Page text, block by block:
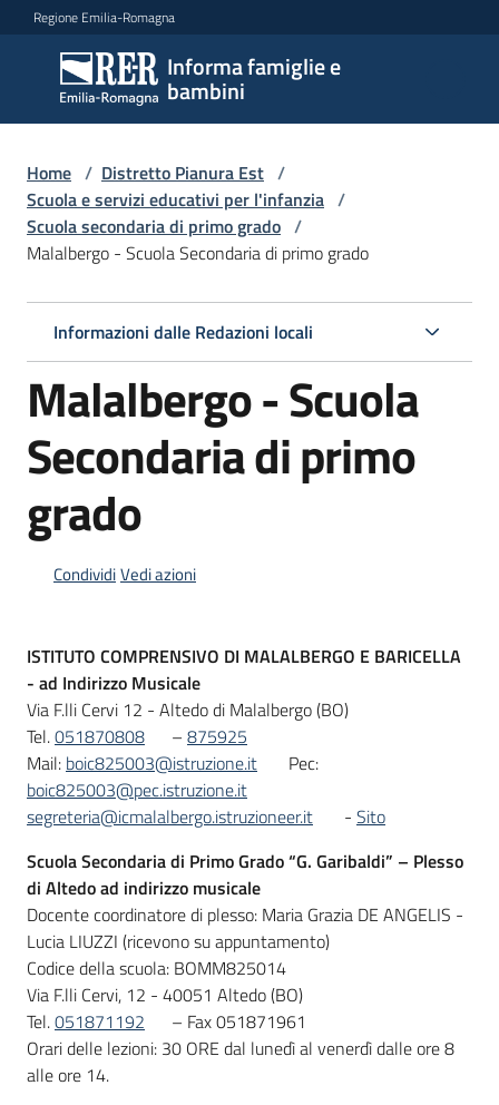
Vai al contenuto
Vai alla navigazione
Vai al footer
Regione Emilia-Romagna
Informa famiglie e
bambini
Informa
famiglie
e
bambini
Argomenti
Servizi
Centri
per
le
Informazioni
Newsletter
Home / Distretto Pianura Est /
Scuola e servizi educativi per l'infanzia /
Scuola secondaria di primo grado /
Malalbergo - Scuola Secondaria di primo grado
Informazioni dalle Redazioni locali
Malalbergo - Scuola
Secondaria di primo
grado
CondividiVedi azioni
ISTITUTO COMPRENSIVO DI MALALBERGO E BARICELLA
- ad Indirizzo Musicale
Via F.lli Cervi 12 - Altedo di Malalbergo (BO)
Tel.051870808 – 875925
Mail: boic825003@istruzione.it
Pec:
boic825003@pec.istruzione.it
segreteria@icmalalbergo.istruzioneer.it
- Sito
Scuola Secondaria di Primo Grado “G. Garibaldi” – Plesso
di Altedo ad indirizzo musicale
Docente coordinatore di plesso: Maria Grazia DE ANGELIS -
Lucia LIUZZI (ricevono su appuntamento)
Codice della scuola: BOMM825014
Via F.lli Cervi, 12 - 40051 Altedo (BO)
Tel.051871192
– Fax 051871961
Orari delle lezioni: 30 ORE dal lunedì al venerdì dalle ore 8
alle ore 14.